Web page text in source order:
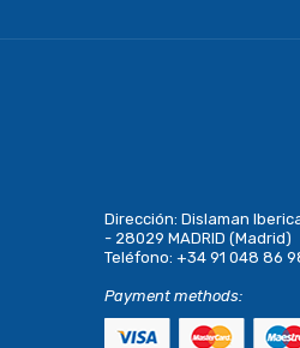
Dirección: Dislaman Iberica
- 28029 MADRID (Madrid)
Teléfono: +34 91 048 86
Payment methods: